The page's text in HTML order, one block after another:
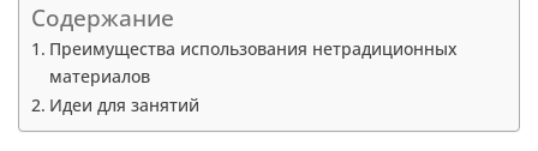
Содержание
Преимущества использования нетрадиционных
материалов
Идеи для занятий